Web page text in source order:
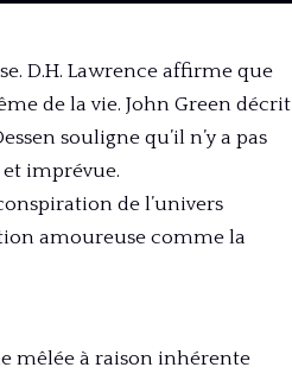
D.H. Lawrence affirme que
de la vie. John Green décrit
souligne qu’il n’y a pas
imprévue.
de l’univers
amoureuse comme la
mêlée à raison inhérente